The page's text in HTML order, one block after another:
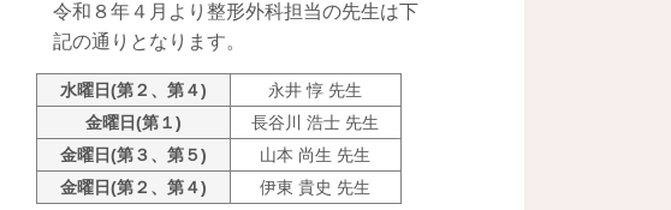
令和８年４月より整形外科担当の先生は下
記の通りとなります。
水曜日(第２、第４)
永井 惇 先生
金曜日(第１)
長谷川 浩士 先生
金曜日(第３、第５)
山本 尚生 先生
金曜日(第２、第４)
伊東 貴史 先生